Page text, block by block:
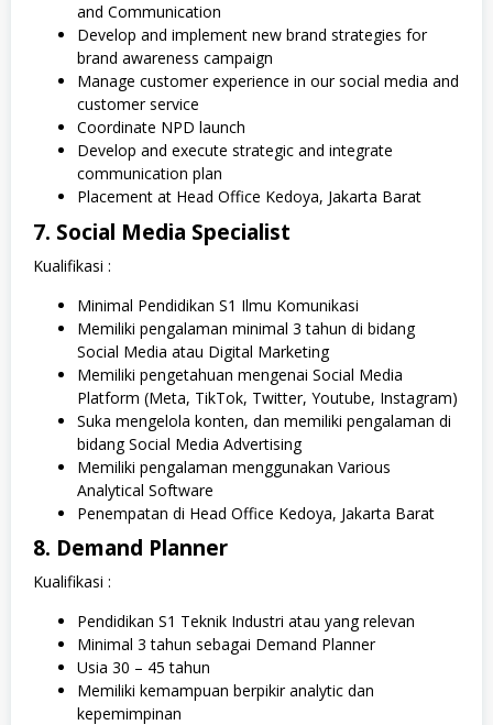
and Communication
Develop and implement new brand strategies for
brand awareness campaign
Manage customer experience in our social media and
customer service
Coordinate NPD launch
Develop and execute strategic and integrate
communication plan
Placement at Head Office Kedoya, Jakarta Barat
7. Social Media Specialist
Kualifikasi :
Minimal Pendidikan S1 Ilmu Komunikasi
Memiliki pengalaman minimal 3 tahun di bidang
Social Media atau Digital Marketing
Memiliki pengetahuan mengenai Social Media
Platform (Meta, TikTok, Twitter, Youtube, Instagram)
Suka mengelola konten, dan memiliki pengalaman di
bidang Social Media Advertising
Memiliki pengalaman menggunakan Various
Analytical Software
Penempatan di Head Office Kedoya, Jakarta Barat
8. Demand Planner
Kualifikasi :
Pendidikan S1 Teknik Industri atau yang relevan
Minimal 3 tahun sebagai Demand Planner
Usia 30 – 45 tahun
Memiliki kemampuan berpikir analytic dan
kepemimpinan